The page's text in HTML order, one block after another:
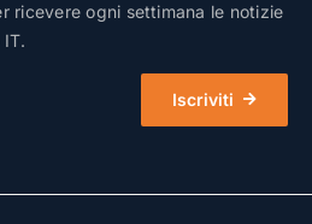
ricevere ogni settimana le notizie
Iscriviti